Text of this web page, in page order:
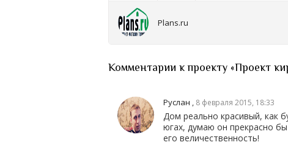
Plans.ru
Комментарии к проекту «Проект
Руслан , 8 февраля 2015, 18:33
Дом реально красивый, как
югах, думаю он прекрасно
его величественность!